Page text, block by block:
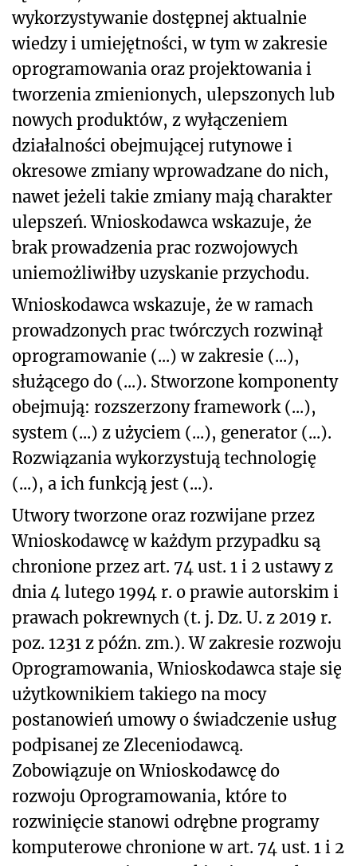
wykorzystywanie dostępnej aktualnie
wiedzy i umiejętności, w tym w zakresie
oprogramowania oraz projektowania i
tworzenia zmienionych, ulepszonych lub
nowych produktów, z wyłączeniem
działalności obejmującej rutynowe i
okresowe zmiany wprowadzane do nich,
nawet jeżeli takie zmiany mają charakter
ulepszeń. Wnioskodawca wskazuje, że
brak prowadzenia prac rozwojowych
uniemożliwiłby uzyskanie przychodu.
Wnioskodawca wskazuje, że w ramach
prowadzonych prac twórczych rozwinął
oprogramowanie (...) w zakresie (...),
służącego do (...). Stworzone komponenty
obejmują: rozszerzony framework (...),
system (...) z użyciem (...), generator (...).
Rozwiązania wykorzystują technologię
(...), a ich funkcją jest (...).
Utwory tworzone oraz rozwijane przez
Wnioskodawcę w każdym przypadku są
chronione przez art. 74 ust. 1 i 2 ustawy z
dnia 4 lutego 1994 r. o prawie autorskim i
prawach pokrewnych (t. j. Dz. U. z 2019 r.
poz. 1231 z późn. zm.). W zakresie rozwoju
Oprogramowania, Wnioskodawca staje się
użytkownikiem takiego na mocy
postanowień umowy o świadczenie usług
podpisanej ze Zleceniodawcą.
Zobowiązuje on Wnioskodawcę do
rozwoju Oprogramowania, które to
rozwinięcie stanowi odrębne programy
komputerowe chronione w art. 74 ust. 1 i 2